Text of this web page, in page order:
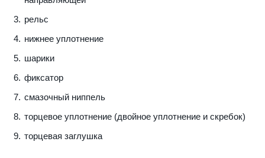
рельс
нижнее уплотнение
шарики
фиксатор
смазочный ниппель
торцевое уплотнение (двойное уплотнение и скребок)
торцевая заглушка